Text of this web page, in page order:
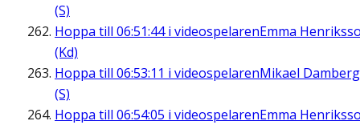
(S)
Hoppa till 06:51:44i videospelarenEmma
(Kd)
Hoppa till 06:53:11 i videospelarenMikael Damberg
(S)
Hoppa till 06:54:05 i videospelarenEmma